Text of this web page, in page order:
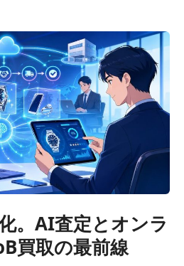
。AI査定とオンラ
買取の最前線